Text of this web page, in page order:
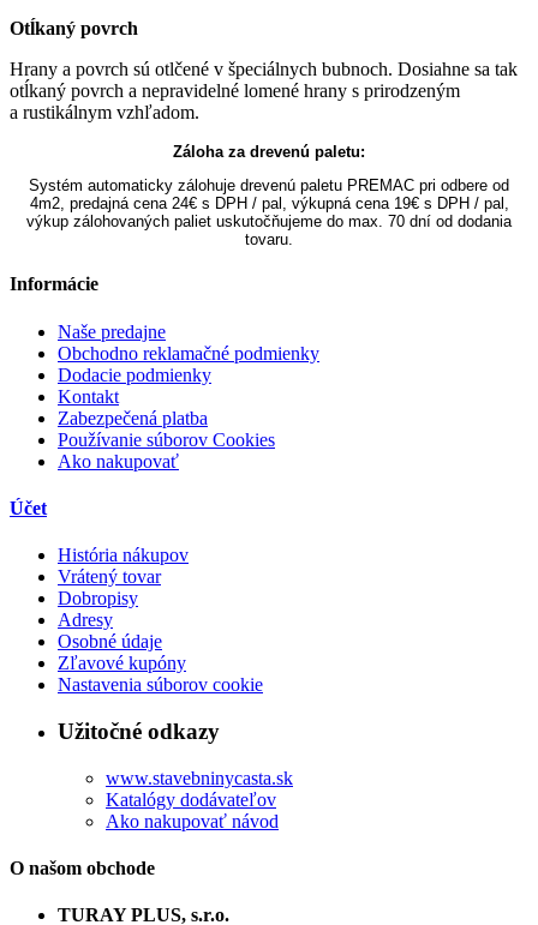
Otĺkaný povrch
Hrany a povrch sú otlčené v špeciálnych bubnoch. Dosiahne sa tak
otĺkaný povrch a nepravidelné lomené hrany s prirodzeným
a rustikálnym vzhľadom.
Záloha za drevenú paletu:
Systém automaticky zálohuje drevenú paletu PREMAC pri odbere od
4m2, predajná cena 24€ s DPH / pal, výkupná cena 19€ s DPH / pal,
výkup zálohovaných paliet uskutočňujeme do max. 70 dní od dodania
tovaru.
Informácie
Naše predajne
Obchodno reklamačné podmienky
Dodacie podmienky
Kontakt
Zabezpečená platba
Používanie súborov Cookies
Ako nakupovať
Účet
História nákupov
Vrátený tovar
Dobropisy
Adresy
Osobné údaje
Zľavové kupóny
Nastavenia súborov cookie
Užitočné odkazy
www.stavebninycasta.sk
Katalógy dodávateľov
Ako nakupovať návod
O našom obchode
TURAY PLUS, s.r.o.